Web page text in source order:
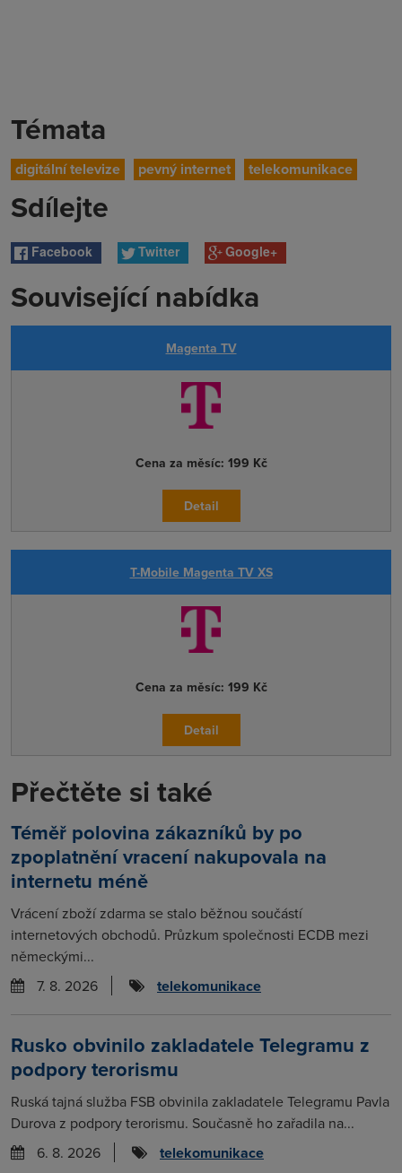
Témata
digitální televize pevný internet telekomunikace
Sdílejte
Facebook Twitter Google+
Související nabídka
Magenta TV
Cena za měsíc: 199 Kč
Detail
T-Mobile Magenta TV XS
Cena za měsíc: 199 Kč
Detail
Přečtěte si také
Téměř polovina zákazníků by po
zpoplatnění vracení nakupovala na
internetu méně
Vrácení zboží zdarma se stalo běžnou součástí
internetových obchodů. Průzkum společnosti ECDB mezi
německými...
7. 8. 2026
telekomunikace
Rusko obvinilo zakladatele Telegramu z
podpory terorismu
Ruská tajná služba FSB obvinila zakladatele Telegramu Pavla
Durova z podpory terorismu. Současně ho zařadila na...
6. 8. 2026
telekomunikace